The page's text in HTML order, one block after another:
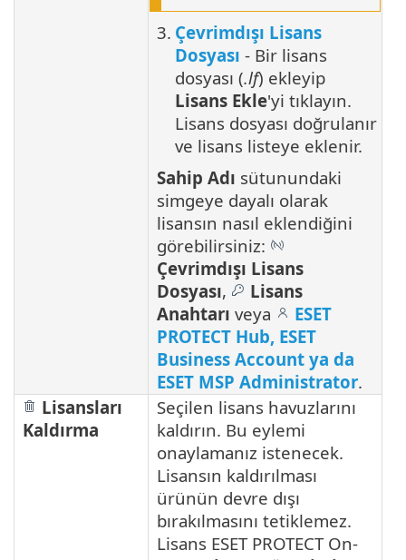
3. Çevrimdışı Lisans
Dosyası - Bir lisans
dosyası (.lf) ekleyip
Lisans Ekle'yi tıklayın.
Lisans dosyası doğrulanır
ve lisans listeye eklenir.
Sahip Adı sütunundaki
simgeye dayalı olarak
lisansın nasıl eklendiğini
görebilirsiniz:
Çevrimdışı Lisans
Dosyası,
Lisans
Anahtarı veya
ESET
PROTECT Hub, ESET
Business Account ya da
ESET MSP Administrator.
Lisansları
Kaldırma
Seçilen lisans havuzlarını
kaldırın. Bu eylemi
onaylamanız istenecek.
Lisansın kaldırılması
ürünün devre dışı
bırakılmasını tetiklemez.
Lisans ESET PROTECT On-